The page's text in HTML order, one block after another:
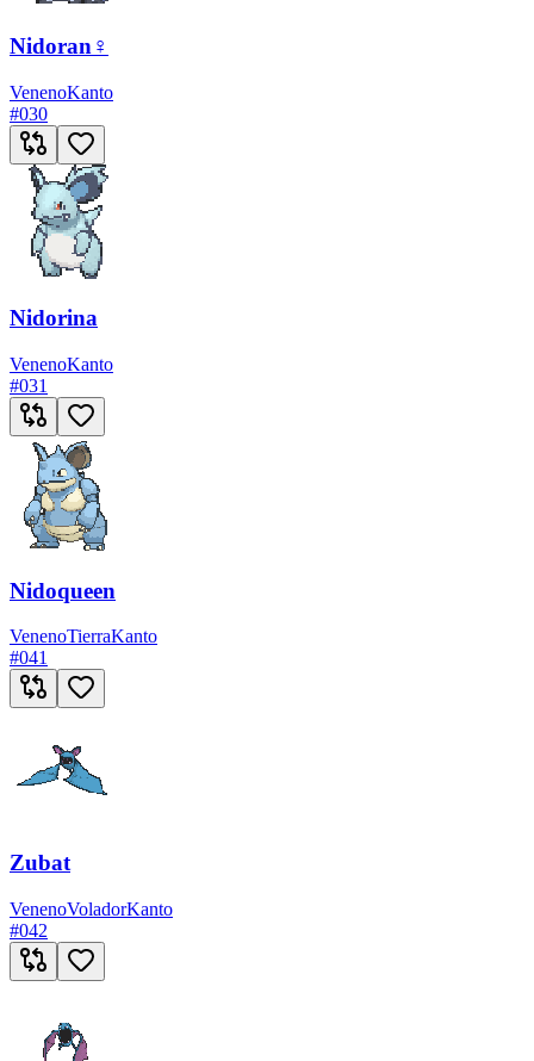
Nidoran♀
VenenoKanto
#030
Nidorina
VenenoKanto
#031
Nidoqueen
VenenoTierraKanto
#041
Zubat
VenenoVoladorKanto
#042